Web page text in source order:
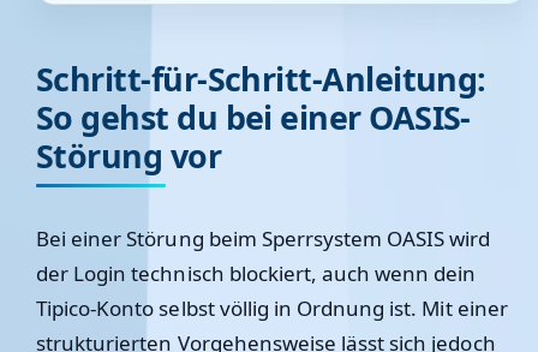
Schritt-für-Schritt-Anleitung:
So gehst du bei einer OASIS-
Störung vor
Bei einer Störung beim Sperrsystem OASIS wird
der Login technisch blockiert, auch wenn dein
Tipico-Konto selbst völlig in Ordnung ist. Mit einer
strukturierten Vorgehensweise lässt sich jedoch